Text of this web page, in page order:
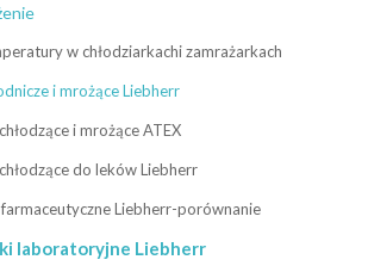
w chłodziarkachi zamrażarkach
i mrożące Liebherr
i mrożące ATEX
do leków Liebherr
Liebherr-porównanie
laboratoryjne Liebherr